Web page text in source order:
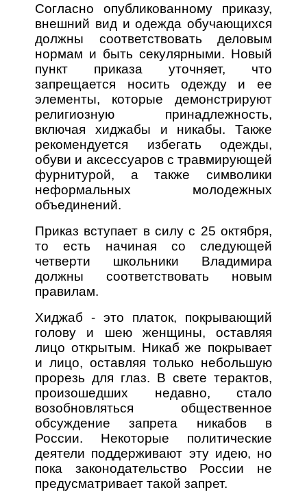
Согласно опубликованному приказу,
внешний вид и одежда обучающихся
должны соответствовать деловым
нормам и быть секулярными. Новый
пункт приказа уточняет, что
запрещается носить одежду и ее
элементы, которые демонстрируют
религиозную принадлежность,
включая хиджабы и никабы. Также
рекомендуется избегать одежды,
обуви и аксессуаров с травмирующей
фурнитурой, а также символики
неформальных молодежных
объединений.
Приказ вступает в силу с 25 октября,
то есть начиная со следующей
четверти школьники Владимира
должны соответствовать новым
правилам.
Хиджаб - это платок, покрывающий
голову и шею женщины, оставляя
лицо открытым. Никаб же покрывает
и лицо, оставляя только небольшую
прорезь для глаз. В свете терактов,
произошедших недавно, стало
возобновляться общественное
обсуждение запрета никабов в
России. Некоторые политические
деятели поддерживают эту идею, но
пока законодательство России не
предусматривает такой запрет.